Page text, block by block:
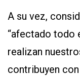
A su vez,
“afectado todo
realizan
contribuyen